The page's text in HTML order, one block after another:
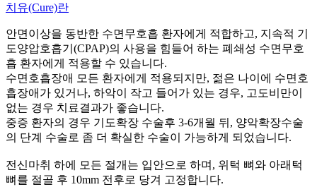
치유(Cure)란
안면이상을 동반한 수면무호흡 환자에게 적합하고, 지속적 기
도양압호흡기(CPAP)의 사용을 힘들어 하는 폐쇄성 수면무호
흡 환자에게 적용할 수 있습니다.
수면호흡장애 모든 환자에게 적용되지만, 젊은 나이에 수면호
흡장애가 있거나, 하악이 작고 들어가 있는 경우, 고도비만이
없는 경우 치료결과가 좋습니다.
중증 환자의 경우 기도확장 수술후 3-6개월 뒤, 양악확장수술
의 단계 수술로 좀 더 확실한 수술이 가능하게 되었습니다.
전신마취 하에 모든 절개는 입안으로 하며, 위턱 뼈와 아래턱
뼈를 절골 후 10mm 전후로 당겨 고정합니다.